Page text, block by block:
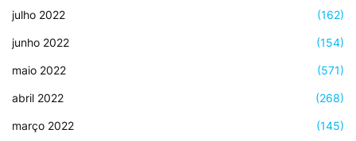
julho 2022 (162)
junho 2022 (154)
maio 2022 (571)
abril 2022 (268)
março 2022 (145)